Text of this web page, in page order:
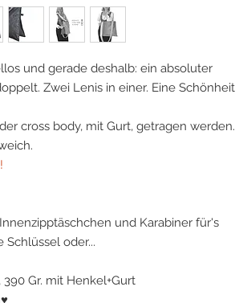
und gerade deshalb: ein absoluter
Zwei Lenis in einer. Eine Schönheit
cross body, mit Gurt, getragen werden.
und Karabiner für's
Schlüssel oder...
Gr. mit Henkel+Gurt